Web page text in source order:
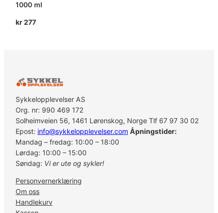
1000 ml
kr277
Sykkelopplevelser AS
Org. nr: 990 469 172
Solheimveien 56, 1461 Lørenskog, Norge Tlf 67 97 30 02
Epost: info@sykkelopplevelser.com Åpningstider:
Mandag – fredag: 10:00 – 18:00
Lørdag: 10:00 – 15:00
Søndag: Vi er ute og sykler!
Personvernerklæring
Om oss
Handlekurv